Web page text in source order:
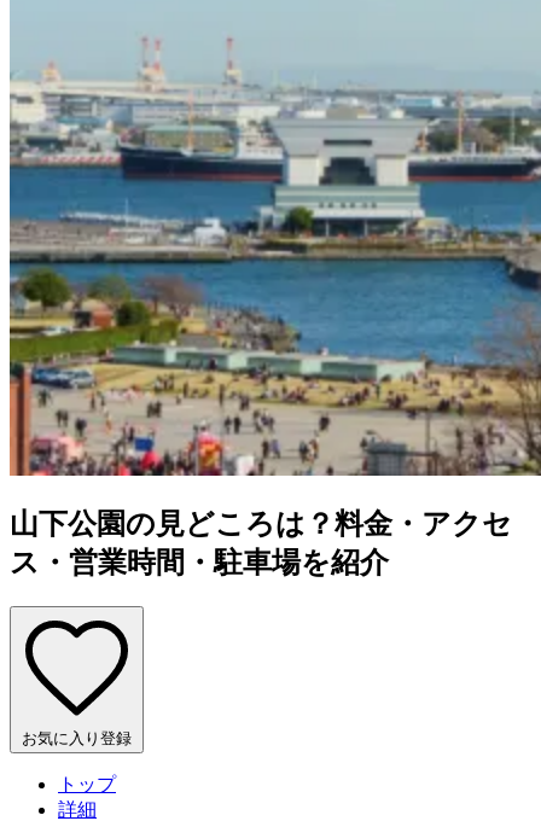
山下公園の見どころは？料金・アクセ
ス・営業時間・駐車場を紹介
お気に入り登録
トップ
詳細